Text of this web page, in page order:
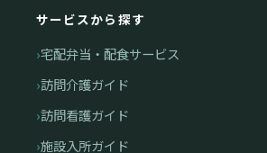
サービスから探す
宅配弁当・配食サービス
訪問介護ガイド
訪問看護ガイド
施設入所ガイド